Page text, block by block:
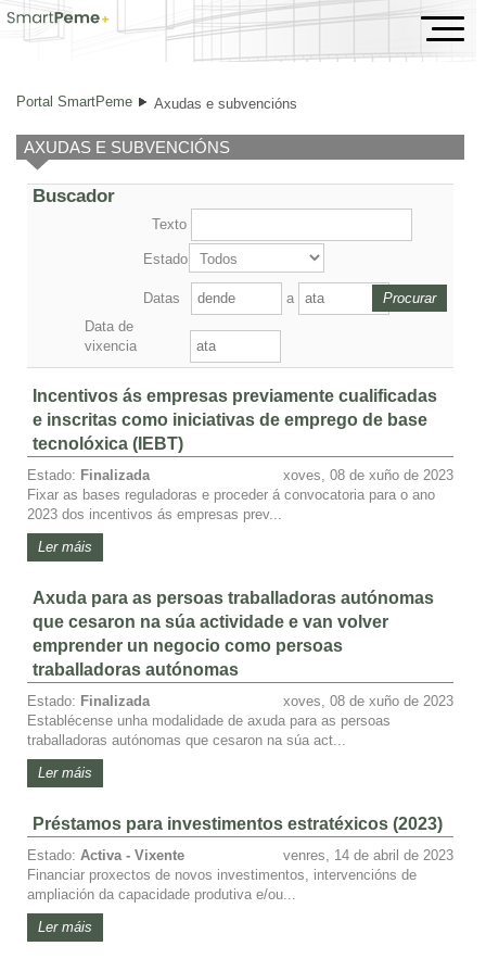
Axudas e subvencións
Portal SmartPeme Axudas e subvencións
AXUDAS E SUBVENCIÓNS
Buscador
Texto
Estado
Datas
a
Data de
vixencia
Incentivos ás empresas previamente cualificadas
e inscritas como iniciativas de emprego de base
tecnolóxica (IEBT)
Estado: Finalizada
xoves, 08 de xuño de 2023
Fixar as bases reguladoras e proceder á convocatoria para o ano
2023 dos incentivos ás empresas prev...
Ler máis
Axuda para as persoas traballadoras autónomas
que cesaron na súa actividade e van volver
emprender un negocio como persoas
traballadoras autónomas
Estado: Finalizada
xoves, 08 de xuño de 2023
Establécense unha modalidade de axuda para as persoas
traballadoras autónomas que cesaron na súa act...
Ler máis
Préstamos para investimentos estratéxicos (2023)
Estado: Activa - Vixente
venres, 14 de abril de 2023
Financiar proxectos de novos investimentos, intervencións de
ampliación da capacidade produtiva e/ou...
Ler máis